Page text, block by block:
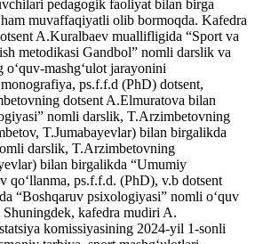
pedagogik faoliyat bilan birga
muvaffaqiyatli olib bormoqda. Kafedra
A.Kuralbaev muallifligida “Sport va
metodikasi Gandbol” nomli darslik va
mashg‘ulot jarayonini
ps.f.f.d (PhD) dotsent,
dotsent A.Elmuratova bilan
nomli darslik, T.Arzimbetovning
T.Jumabayevlar) bilan birgalikda
darslik, T.Arzimbetovning
bilan birgalikda “Umumiy
qo‘llanma, ps.f.f.d. (PhD), v.b dotsent
“Boshqaruv psixologiyasi” nomli o‘quv
kafedra mudiri A.
komissiyasining 2024-yil 1-sonli